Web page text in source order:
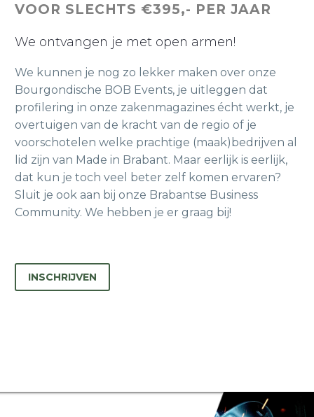
VOOR SLECHTS €395,- PER JAAR
We ontvangen je met open armen!
We kunnen je nog zo lekker maken over onze
Bourgondische BOB Events, je uitleggen dat
profilering in onze zakenmagazines écht werkt, je
overtuigen van de kracht van de regio of je
voorschotelen welke prachtige (maak)bedrijven al
lid zijn van Made in Brabant. Maar eerlijk is eerlijk,
dat kun je toch veel beter zelf komen ervaren?
Sluit je ook aan bij onze Brabantse Business
Community. We hebben je er graag bij!
INSCHRIJVEN